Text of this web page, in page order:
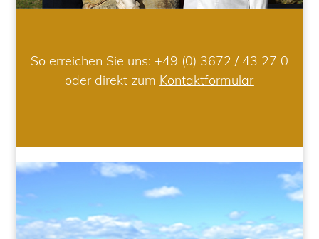
So erreichen Sie uns: +49 (0) 3672 / 43 27 0
oder direkt zum Kontaktformular